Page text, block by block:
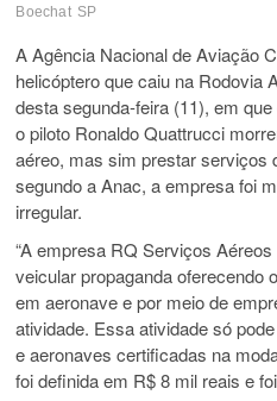
Boechat SP
A Agência Nacional de Aviação
helicóptero que caiu na Rodovia
desta segunda-feira (11), em
o piloto Ronaldo Quattrucci
aéreo, mas sim prestar serviços
segundo a Anac, a empresa foi
irregular.
“A empresa RQ Serviços
veicular propaganda oferecendo
em aeronave e por meio de
atividade. Essa atividade só
e aeronaves certificadas na
foi definida em R$ 8 mil reais e